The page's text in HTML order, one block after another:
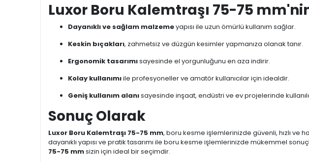
Luxor Boru Kalemtraşı 75-75
Dayanıklı ve sağlam malzemeyapısı ile uzun ömürlü kullanım sağlar.
Keskin bıçakları, zahmetsiz ve düzgün kesimler yapmanıza olanak tanır.
Ergonomik tasarımısayesinde el yorgunluğunu en aza indirir.
Kolay kullanımıile profesyoneller ve amatör kullanıcılar için idealdir.
Geniş kullanım alanısayesinde inşaat, endüstri ve ev projelerinde
Sonuç Olarak
Luxor Boru Kalemtraşı 75-75 mm, boru kesme işlemlerinizde güvenli, hızlı ve
dayanıklı yapısı ve pratik tasarımı ile boru kesme işlemlerinizde mükemmel
75-75 mmsizin için ideal bir seçimdir.